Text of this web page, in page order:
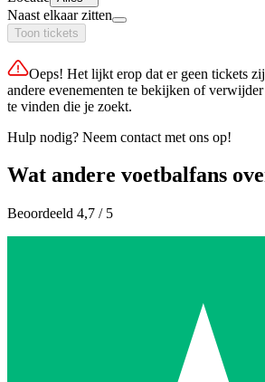
Naast elkaar zitten
Toon tickets
Oeps! Het lijkt erop dat er geen tickets
andere evenementen te bekijken of
te vinden die je zoekt.
Hulp nodig? Neem contact met ons op!
Wat andere voetbalfans
Beoordeeld 4,7 / 5